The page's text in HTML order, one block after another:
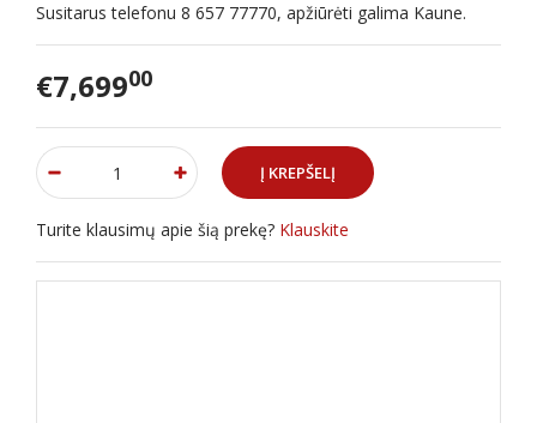
Susitarus telefonu 8 657 77770, apžiūrėti galima Kaune.
€7,69900
Turite klausimų apie šią prekę? Klauskite